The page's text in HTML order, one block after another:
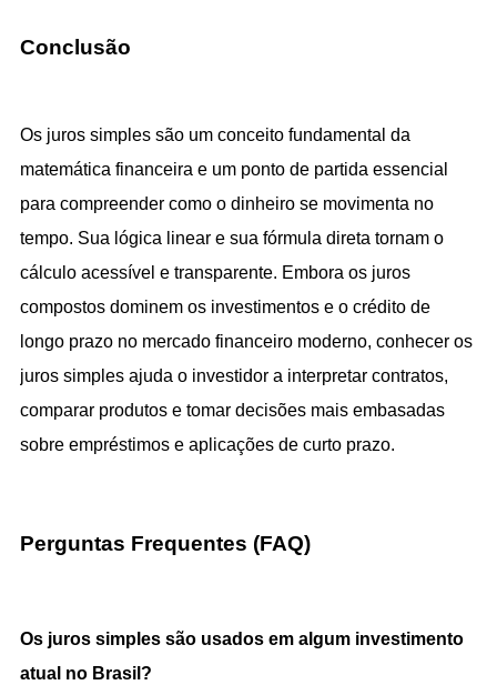
Conclusão
Os juros simples são um conceito fundamental da
matemática financeira e um ponto de partida essencial
para compreender como o dinheiro se movimenta no
tempo. Sua lógica linear e sua fórmula direta tornam o
cálculo acessível e transparente. Embora os juros
compostos dominem os investimentos e o crédito de
longo prazo no mercado financeiro moderno, conhecer os
juros simples ajuda o investidor a interpretar contratos,
comparar produtos e tomar decisões mais embasadas
sobre empréstimos e aplicações de curto prazo.
Perguntas Frequentes (FAQ)
Os juros simples são usados em algum investimento
atual no Brasil?